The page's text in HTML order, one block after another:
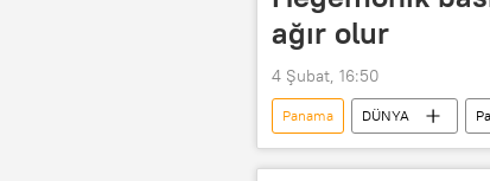
ağır olur
4 Şubat, 16:50
Panama DÜNYA
ABD
Çin